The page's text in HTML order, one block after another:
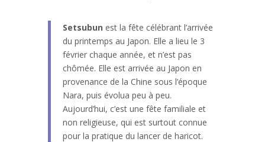
Setsubun est la fête célébrant l’arrivée
du printemps au Japon. Elle a lieu le 3
février chaque année, et n’est pas
chômée. Elle est arrivée au Japon en
provenance de la Chine sous l’époque
Nara, puis évolua peu à peu.
Aujourd’hui, c’est une fête familiale et
non religieuse, qui est surtout connue
pour la pratique du lancer de haricot.